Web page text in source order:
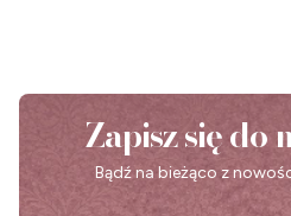
Zapisz się do
Bądź na bieżąco z